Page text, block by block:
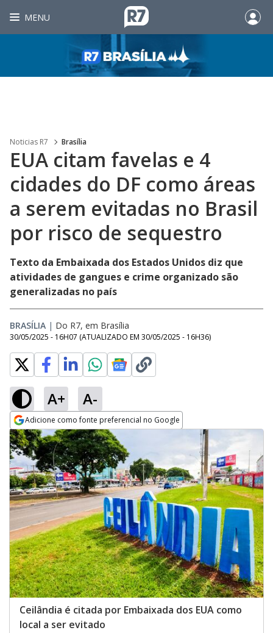
MENU
Noticias R7 Brasília
EUA citam favelas e 4
cidades do DF como áreas
a serem evitadas no Brasil
por risco de sequestro
Texto da Embaixada dos Estados Unidos diz que
atividades de gangues e crime organizado são
generalizadas no país
BRASÍLIA | Do R7, em Brasília
30/05/2025 - 16H07 (ATUALIZADO EM 30/05/2025 - 16H36)
A+ A-
Adicione como fonte preferencial no Google
Opens in new window
Ceilândia é citada por Embaixada dos EUA como
local a ser evitado